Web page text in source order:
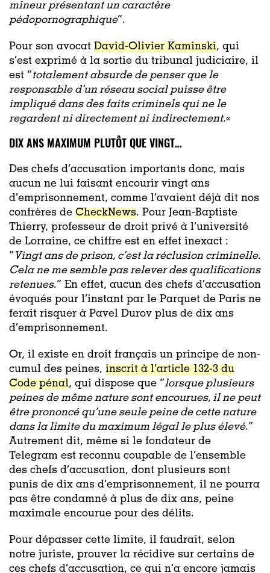
mineur présentant un caractère
pédopornographique”.
Pour son avocat David-Olivier Kaminski, qui
s’est exprimé à la sortie du tribunal judiciaire, il
est “totalement absurde de penser que le
responsable d’un réseau social puisse être
impliqué dans des faits criminels qui ne le
regardent ni directement ni indirectement.«
DIX ANS MAXIMUM PLUTÔT QUE VINGT…
Des chefs d’accusation importants donc, mais
aucun ne lui faisant encourir vingt ans
d’emprisonnement, comme l’avaient déjà dit nos
confrères de CheckNews. Pour Jean-Baptiste
Thierry, professeur de droit privé à l’université
de Lorraine, ce chiffre est en effet inexact :
“ Vingt ans de prison, c’est la réclusion criminelle.
Cela ne me semble pas relever des qualifications
retenues.” En effet, aucun des chefs d’accusation
évoqués pour l’instant par le Parquet de Paris ne
ferait risquer à Pavel Durov plus de dix ans
d’emprisonnement.
Or, il existe en droit français un principe de non-
cumul des peines, inscrit à l’article 132-3 du
Code pénal, qui dispose que “lorsque plusieurs
peines de même nature sont encourues, il ne peut
être prononcé qu’une seule peine de cette nature
dans la limite du maximum légal le plus élevé.”
Autrement dit, même si le fondateur de
Telegram est reconnu coupable de l’ensemble
des chefs d’accusation, dont plusieurs sont
punis de dix ans d’emprisonnement, il ne pourra
pas être condamné à plus de dix ans, peine
maximale encourue pour des délits.
Pour dépasser cette limite, il faudrait, selon
notre juriste, prouver la récidive sur certains de
ces chefs d’accusation, ce qui n’a encore jamais